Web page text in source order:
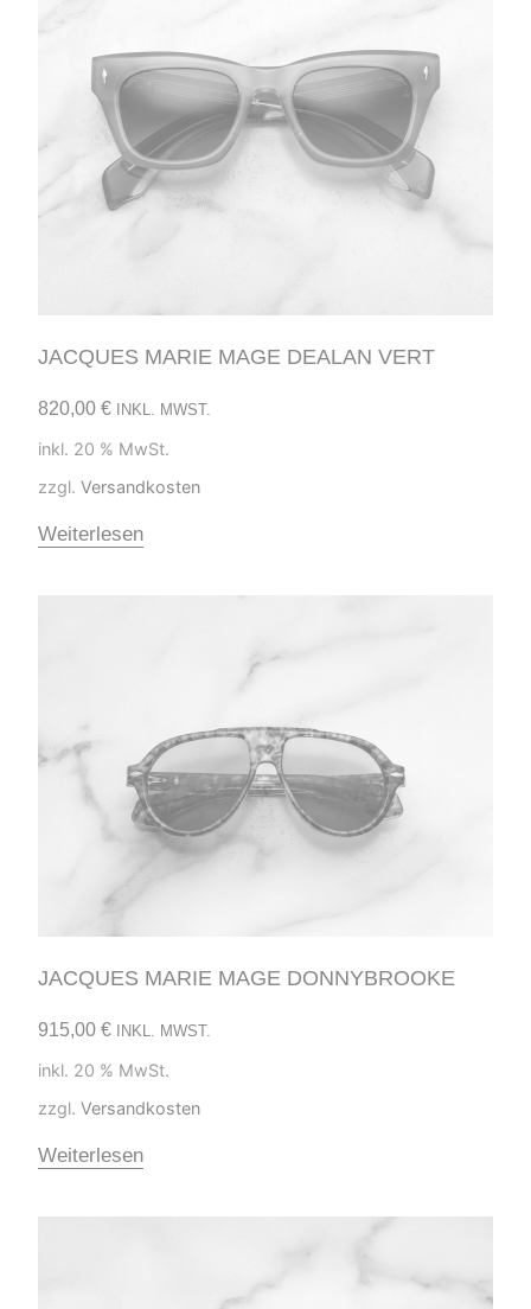
JACQUES MARIE MAGE DEALAN VERT
820,00 € INKL. MWST.
inkl. 20 % MwSt.
zzgl. Versandkosten
Weiterlesen
JACQUES MARIE MAGE DONNYBROOKE
915,00 € INKL. MWST.
inkl. 20 % MwSt.
zzgl. Versandkosten
Weiterlesen